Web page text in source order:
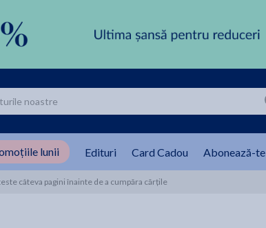
lunii Edituri Card Cadou Abonează-te
câteva pagini înainte de a cumpăra cărțile